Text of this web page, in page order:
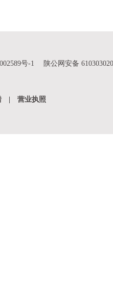
号-1 陕公网安备
营业执照